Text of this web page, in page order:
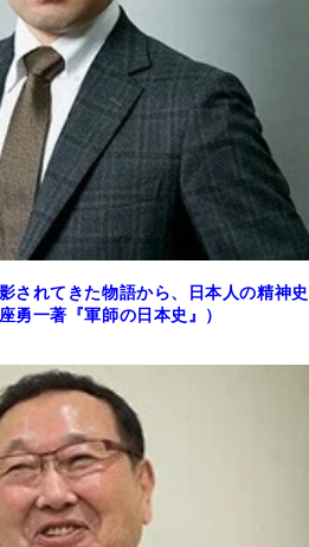
されてきた物語から、日本人の精神史
勇一著『軍師の日本史』）